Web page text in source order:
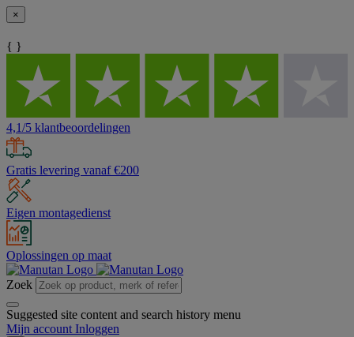
×
{ }
4,1/5 klantbeoordelingen
Gratis levering vanaf €200
Eigen montagedienst
Oplossingen op maat
Zoek
Suggested site content and search history menu
Mijn account Inloggen